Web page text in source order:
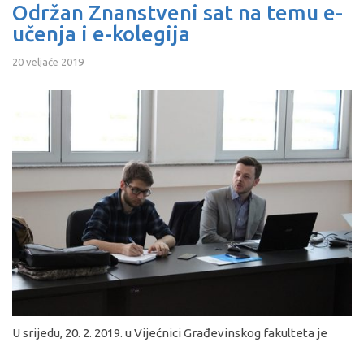
Održan Znanstveni sat na temu e-
učenja i e-kolegija
20 veljače 2019
U srijedu, 20. 2. 2019. u Vijećnici Građevinskog fakulteta je